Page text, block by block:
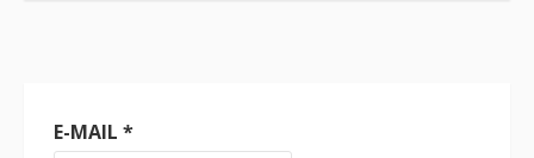
E-MAIL *